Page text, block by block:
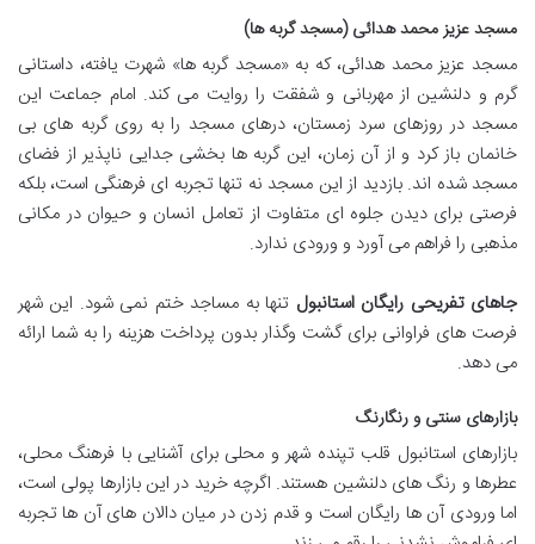
مسجد عزیز محمد هدائی (مسجد گربه ها)
مسجد عزیز محمد هدائی، که به «مسجد گربه ها» شهرت یافته، داستانی
گرم و دلنشین از مهربانی و شفقت را روایت می کند. امام جماعت این
مسجد در روزهای سرد زمستان، درهای مسجد را به روی گربه های بی
خانمان باز کرد و از آن زمان، این گربه ها بخشی جدایی ناپذیر از فضای
مسجد شده اند. بازدید از این مسجد نه تنها تجربه ای فرهنگی است، بلکه
فرصتی برای دیدن جلوه ای متفاوت از تعامل انسان و حیوان در مکانی
مذهبی را فراهم می آورد و ورودی ندارد.
جاهای تفریحی رایگان استانبول تنها به مساجد ختم نمی شود. این شهر
فرصت های فراوانی برای گشت وگذار بدون پرداخت هزینه را به شما ارائه
می دهد.
بازارهای سنتی و رنگارنگ
بازارهای استانبول قلب تپنده شهر و محلی برای آشنایی با فرهنگ محلی،
عطرها و رنگ های دلنشین هستند. اگرچه خرید در این بازارها پولی است،
اما ورودی آن ها رایگان است و قدم زدن در میان دالان های آن ها تجربه